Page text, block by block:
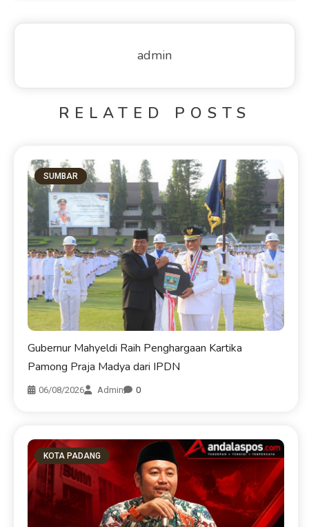
admin
RELATED POSTS
SUMBAR
Gubernur Mahyeldi Raih Penghargaan Kartika
Pamong Praja Madya dari IPDN
06/08/2026 Admin 0
KOTA PADANG